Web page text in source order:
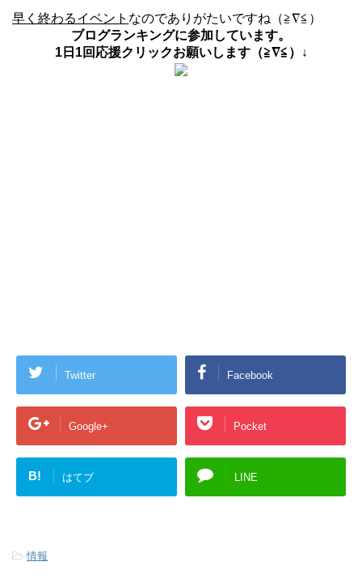
早く終わるイベント なのでありがたいですね（≧∇≦）
ブログランキングに参加しています。
1日1回応援クリックお願いします（≧∇≦）↓
Twitter Facebook
Google+ Pocket
B! はてブ LINE
-情報